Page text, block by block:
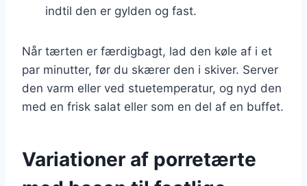
indtil den er gylden og fast.
Når tærten er færdigbagt, lad den køle af i et
par minutter, før du skærer den i skiver. Server
den varm eller ved stuetemperatur, og nyd den
med en frisk salat eller som en del af en buffet.
Variationer af porretærte